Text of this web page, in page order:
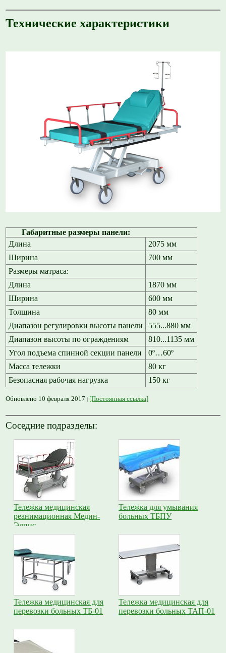
Технические характеристики
Габаритные размеры панели:
Длина
2075 мм
Ширина
700 мм
Размеры матраса:
Длина
1870 мм
Ширина
600 мм
Толщина
80 мм
Диапазон регулировки высоты панели
555...880 мм
Диапазон высоты по ограждениям
810...1135 мм
Угол подъема спинной секции панели
0º…60º
Масса тележки
80 кг
Безопасная рабочая нагрузка
150 кг
Обновлено 10 февраля 2017 [Постоянная ссылка]
Соседние подразделы:
Тележка медицинская
реанимационная Медин-
Элпис
Тележка для умывания
больных ТБПУ
Тележка медицинская для
перевозки больных ТБ-01
Тележка медицинская для
перевозки больных ТАП-01